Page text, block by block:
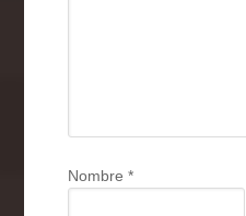
Nombre*